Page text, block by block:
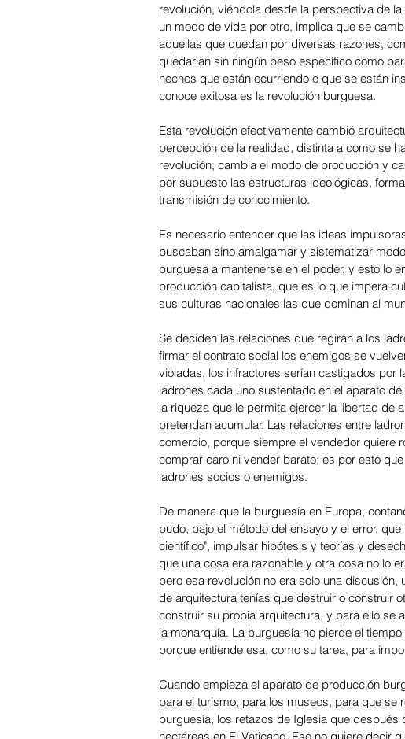
revolución, viéndola desde la perspectiva de
un modo de vida por otro, implica que se
aquellas que quedan por diversas razones,
quedarían sin ningún peso específico como
hechos que están ocurriendo o que se están
conoce exitosa es la revolución burguesa.
Esta revolución efectivamente cambió
percepción de la realidad, distinta a como se
revolución; cambia el modo de producción y
por supuesto las estructuras ideológicas,
transmisión de conocimiento.
Es necesario entender que las ideas
buscaban sino amalgamar y sistematizar
burguesa a mantenerse en el poder, y esto lo
producción capitalista, que es lo que impera
sus culturas nacionales las que dominan al
Se deciden las relaciones que regirán a los
firmar el contrato social los enemigos se
violadas, los infractores serían castigados por
ladrones cada uno sustentado en el aparato
la riqueza que le permita ejercer la libertad de
pretendan acumular. Las relaciones entre
comercio, porque siempre el vendedor quiere
comprar caro ni vender barato; es por esto
ladrones socios o enemigos.
De manera que la burguesía en Europa,
pudo, bajo el método del ensayo y el error,
científico", impulsar hipótesis y teorías y
que una cosa era razonable y otra cosa no lo
pero esa revolución no era solo una
de arquitectura tenías que destruir o construir
construir su propia arquitectura, y para ello se
la monarquía. La burguesía no pierde el
porque entiende esa, como su tarea, para
Cuando empieza el aparato de producción
para el turismo, para los museos, para que se
burguesía, los retazos de Iglesia que
hectáreas en El Vaticano. Eso no quiere decir